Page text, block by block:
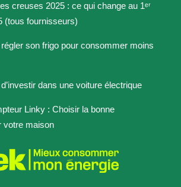
creuses 2025 : ce qui change au 1ᵉʳ
(tous fournisseurs)
son frigo pour consommer moins
dans une voiture électrique
Linky : Choisir la bonne
votre maison